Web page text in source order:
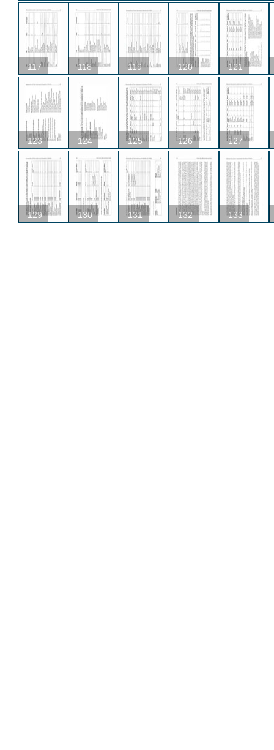
117 118 119 120 121
123 124 125 126 127
129 130 131 132 133